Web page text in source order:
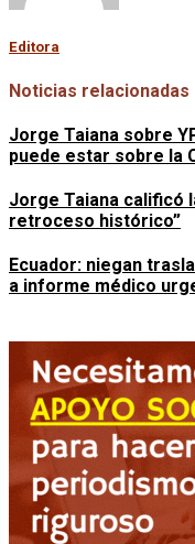
Editora
Noticias relacionadas
Jorge Taiana sobre
puede estar sobre la
Jorge Taiana calificó
retroceso histórico”
Ecuador: niegan
a informe médico